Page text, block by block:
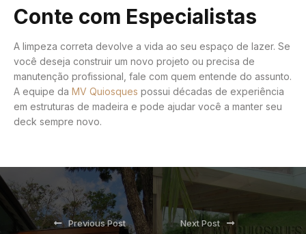
Conte com Especialistas
A limpeza correta devolve a vida ao seu espaço de lazer. Se
você deseja construir um novo projeto ou precisa de
manutenção profissional, fale com quem entende do assunto.
A equipe da MV Quiosques possui décadas de experiência
em estruturas de madeira e pode ajudar você a manter seu
deck sempre novo.
Previous Post Next Post